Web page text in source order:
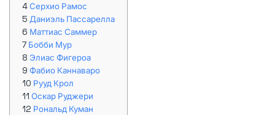
Серхио Рамос
Даниэль Пассарелла
Маттиас Саммер
Бобби Мур
Элиас Фигероа
Фабио Каннаваро
Рууд Крол
Оскар Руджери
Рональд Куман